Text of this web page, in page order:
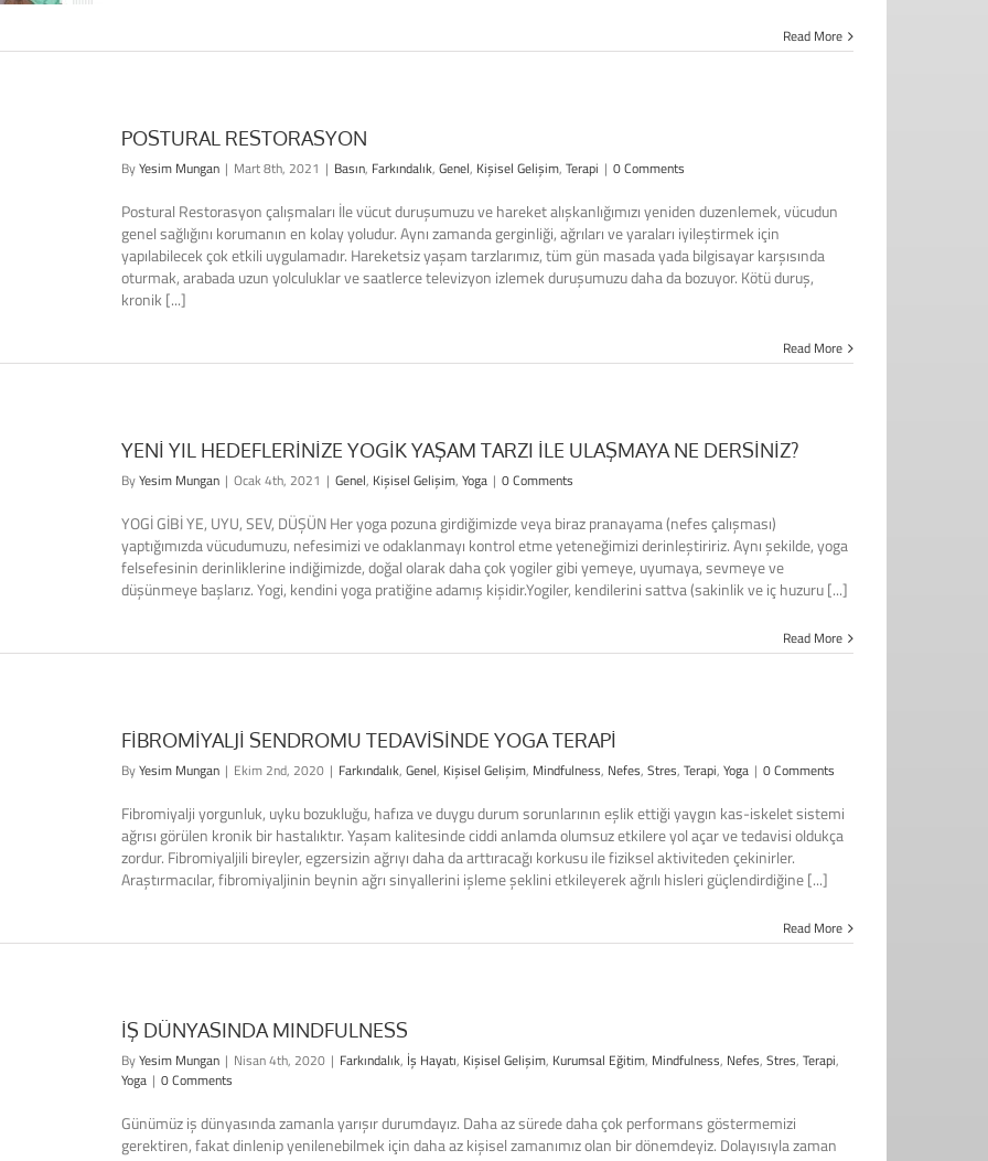
Read More
POSTURAL RESTORASYON
ByYesim Mungan | Mart 8th, 2021 | Basın, Farkındalık, Genel, Kişisel Gelişim, Terapi | 0 Comments
Postural Restorasyon çalışmaları İle vücut duruşumuzu ve hareket alışkanlığımızı yeniden duzenlemek, vücudun
genel sağlığını korumanın en kolay yoludur. Aynı zamanda gerginliği, ağrıları ve yaraları iyileştirmek için
yapılabilecek çok etkili uygulamadır. Hareketsiz yaşam tarzlarımız, tüm gün masada yada bilgisayar karşısında
oturmak, arabada uzun yolculuklar ve saatlerce televizyon izlemek duruşumuzu daha da bozuyor. Kötü duruş,
kronik [...]
Read More
YENİ YIL HEDEFLERİNİZE YOGİK YAŞAM TARZI İLE ULAŞMAYA NE DERSİNİZ?
ByYesim Mungan | Ocak 4th, 2021 | Genel, Kişisel Gelişim, Yoga | 0 Comments
YOGİ GİBİ YE, UYU, SEV, DÜŞÜN Her yoga pozuna girdiğimizde veya biraz pranayama (nefes çalışması)
yaptığımızda vücudumuzu, nefesimizi ve odaklanmayı kontrol etme yeteneğimizi derinleştiririz. Aynı şekilde, yoga
felsefesinin derinliklerine indiğimizde, doğal olarak daha çok yogiler gibi yemeye, uyumaya, sevmeye ve
düşünmeye başlarız. Yogi, kendini yoga pratiğine adamış kişidir.Yogiler, kendilerini sattva (sakinlik ve iç huzuru [...]
Read More
FİBROMİYALJİ SENDROMU TEDAVİSİNDE YOGA TERAPİ
ByYesim Mungan | Ekim 2nd, 2020 | Farkındalık, Genel, Kişisel Gelişim, Mindfulness, Nefes, Stres, Terapi, Yoga | 0 Comments
Fibromiyalji yorgunluk, uyku bozukluğu, hafıza ve duygu durum sorunlarının eşlik ettiği yaygın kas-iskelet sistemi
ağrısı görülen kronik bir hastalıktır. Yaşam kalitesinde ciddi anlamda olumsuz etkilere yol açar ve tedavisi oldukça
zordur. Fibromiyaljili bireyler, egzersizin ağrıyı daha da arttıracağı korkusu ile fiziksel aktiviteden çekinirler.
Araştırmacılar, fibromiyaljinin beynin ağrı sinyallerini işleme şeklini etkileyerek ağrılı hisleri güçlendirdiğine [...]
Read More
İŞ DÜNYASINDA MINDFULNESS
ByYesim Mungan | Nisan 4th, 2020 | Farkındalık, İş Hayatı, Kişisel Gelişim, Kurumsal Eğitim, Mindfulness, Nefes, Stres, Terapi,
Yoga | 0 Comments
Günümüz iş dünyasında zamanla yarışır durumdayız. Daha az sürede daha çok performans göstermemizi
gerektiren, fakat dinlenip yenilenebilmek için daha az kişisel zamanımız olan bir dönemdeyiz. Dolayısıyla zaman